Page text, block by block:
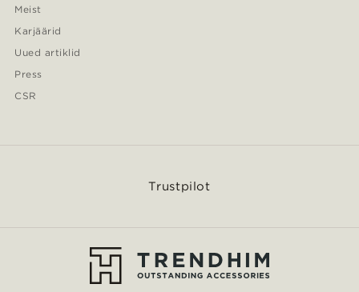
Meist
Karjäärid
Uued artiklid
Press
CSR
Trustpilot